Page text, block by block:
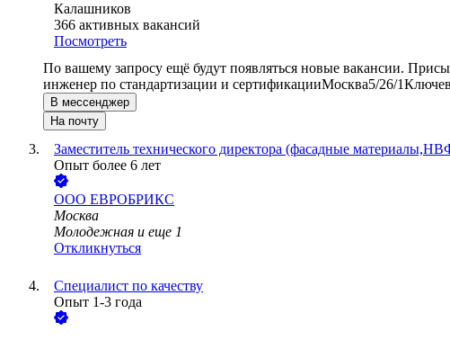
Калашников
366 активных вакансий
Посмотреть
По вашему запросу ещё будут появляться новые вакансии.
инженер по стандартизации и сертификацииМосква5/26/1
В мессенджер
На почту
Заместитель технического директора (фасадные
Опыт более 6 лет
ООО ЕВРОБРИКС
Москва
Молодежная и еще 1
Откликнуться
Специалист по качеству
Опыт 1-3 года